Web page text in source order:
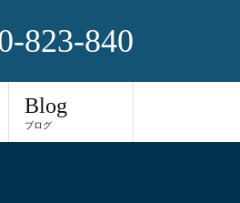
823-840
Blog
ブログ